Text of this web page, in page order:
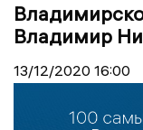
Владимир
13/12/2020 16:00